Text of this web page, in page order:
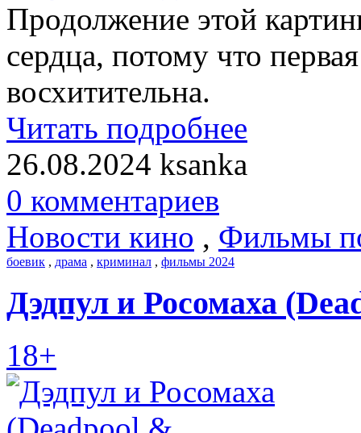
Продолжение этой
сердца, потому что
восхитительна.
Читать подробнее
26.08.2024 ksanka
0 комментариев
Новости кино , Фильмы
боевик , драма , криминал , фильмы 2024
Дэдпул и Росомаха
18+